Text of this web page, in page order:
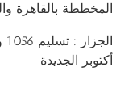
المخططة بالقاهرة
أكتوبر الجديدة